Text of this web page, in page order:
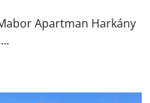
Apartman Harkány